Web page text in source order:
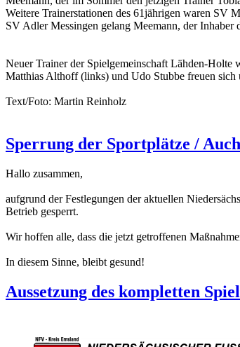
Weitere Trainerstationen des 61jährigen waren SV
SV Adler Messingen gelang Meemann, der
Neuer Trainer der Spielgemeinschaft Lähden-
Matthias Althoff (links) und Udo Stubbe freuen sich
Text/Foto: Martin Reinholz
Sperrung der Sportplätze /
Hallo zusammen,
aufgrund der Festlegungen der aktuellen
Betrieb gesperrt.
Wir hoffen alle, dass die jetzt getroffenen
In diesem Sinne, bleibt gesund!
Aussetzung des kompletten